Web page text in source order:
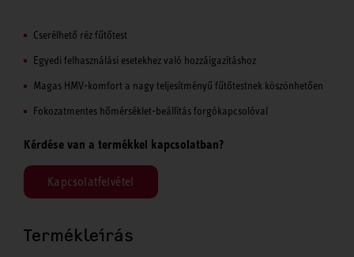
Cserélhető réz fűtőtest
Egyedi felhasználási esetekhez való hozzáigazításhoz
Magas HMV-komfort a nagy teljesítményű fűtőtestnek köszönhetően
Fokozatmentes hőmérséklet-beállítás forgókapcsolóval
Kérdése van a termékkel kapcsolatban?
Kapcsolatfelvétel
Termékleírás